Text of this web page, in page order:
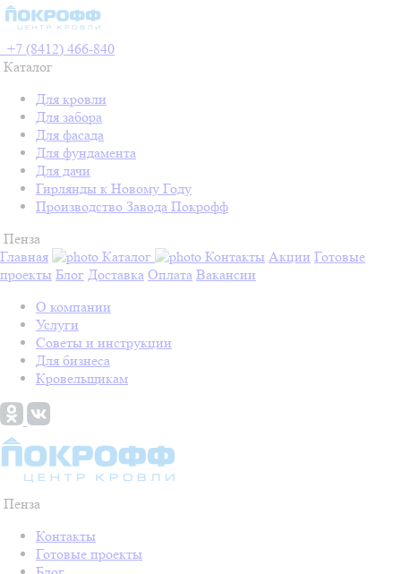
+7 (8412) 466-840
Каталог
Для кровли
Для забора
Для фасада
Для фундамента
Для дачи
Гирлянды к Новому Году
Производство Завода Покрофф
Пенза
Главная
Каталог Контакты Акции Готовые
проекты Блог Доставка Оплата Вакансии
О компании
Услуги
Советы и инструкции
Для бизнеса
Кровельщикам
Пенза
Контакты
Готовые проекты